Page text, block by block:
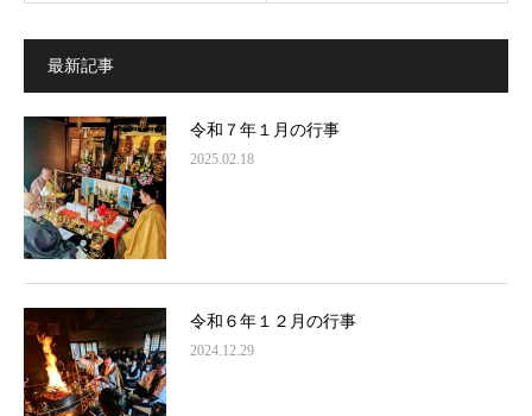
最新記事
令和７年１月の行事
2025.02.18
令和６年１２月の行事
2024.12.29